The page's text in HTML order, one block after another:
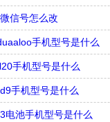
信号怎么改
手机型号是什么
手机型号是什么
手机型号是什么
电池手机型号是什么